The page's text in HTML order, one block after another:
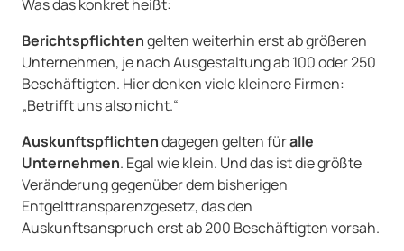
Was das konkret heißt:
Berichtspflichtengelten weiterhin erst ab größeren
Unternehmen, je nach Ausgestaltung ab 100 oder 250
Beschäftigten. Hier denken viele kleinere Firmen:
„Betrifft uns also nicht.“
Auskunftspflichtendagegen gelten füralle
Unternehmen. Egal wie klein. Und das ist die größte
Veränderung gegenüber dem bisherigen
Entgelttransparenzgesetz, das den
Auskunftsanspruch erst ab 200 Beschäftigten vorsah.